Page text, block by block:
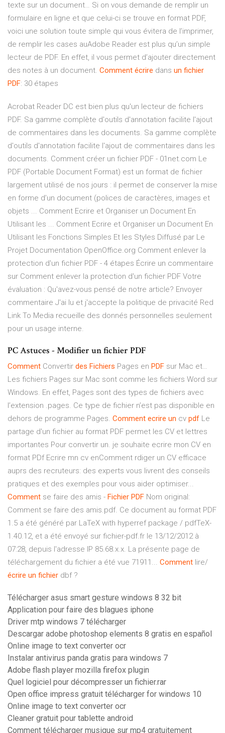
texte sur un document… Si on vous demande de remplir un
formulaire en ligne et que celui-ci se trouve en format PDF,
voici une solution toute simple qui vous évitera de l’imprimer,
de remplir les cases auAdobe Reader est plus qu’un simple
lecteur de PDF. En effet, il vous permet d’ajouter directement
des notes à un document. Comment écrire dans un fichier
PDF: 30 étapes
Acrobat Reader DC est bien plus qu'un lecteur de fichiers
PDF. Sa gamme complète d'outils d'annotation facilite l'ajout
de commentaires dans les documents. Sa gamme complète
d'outils d'annotation facilite l'ajout de commentaires dans les
documents. Comment créer un fichier PDF - 01net.com Le
PDF (Portable Document Format) est un format de fichier
largement utilisé de nos jours : il permet de conserver la mise
en forme d’un document (polices de caractères, images et
objets ... Comment Ecrire et Organiser un Document En
Utilisant les ... Comment Ecrire et Organiser un Document En
Utilisant les Fonctions Simples Et les Styles Diffusé par Le
Projet Documentation OpenOffice.org Comment enlever la
protection d'un fichier PDF - 4 étapes Écrire un commentaire
sur Comment enlever la protection d'un fichier PDF Votre
évaluation : Qu'avez-vous pensé de notre article? Envoyer
commentaire J'ai lu et j'accepte la politique de privacité Red
Link To Media recueille des donnés personnelles seulement
pour un usage interne.
PC Astuces - Modifier un fichier PDF
Comment Convertir des Fichiers Pages en PDF sur Mac et…
Les fichiers Pages sur Mac sont comme les fichiers Word sur
Windows. En effet, Pages sont des types de fichiers avec
l’extension .pages. Ce type de fichier n’est pas disponible en
dehors de programme Pages. Comment ecrire un cv pdf Le
partage d'un fichier au format PDF permet les CV et lettres
importantes Pour convertir un. je souhaite ecrire mon CV en
format PDf Ecrire mn cv enComment rdiger un CV efficace
auprs des recruteurs: des experts vous livrent des conseils
pratiques et des exemples pour vous aider optimiser...
Comment se faire des amis - Fichier PDF Nom original:
Comment se faire des amis.pdf. Ce document au format PDF
1.5 a été généré par LaTeX with hyperref package / pdfTeX-
1.40.12, et a été envoyé sur fichier-pdf.fr le 13/12/2012 à
07:28, depuis l'adresse IP 85.68.x.x. La présente page de
téléchargement du fichier a été vue 71911... Comment lire/
écrire un fichier dbf ?
Télécharger asus smart gesture windows 8 32 bit
Application pour faire des blagues iphone
Driver mtp windows 7 télécharger
Descargar adobe photoshop elements 8 gratis en español
Online image to text converter ocr
Instalar antivirus panda gratis para windows 7
Adobe flash player mozilla firefox plugin
Quel logiciel pour décompresser un fichier.rar
Open office impress gratuit télécharger for windows 10
Online image to text converter ocr
Cleaner gratuit pour tablette android
Comment télécharger musique sur mp4 gratuitement